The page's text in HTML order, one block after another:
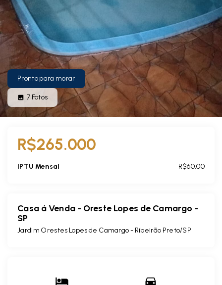
Pronto para morar
7 Fotos
R$265.000
IPTU Mensal R$60,00
Casa á Venda - Oreste Lopes de Camargo -
SP
Jardim Orestes Lopes de Camargo - Ribeirão Preto/SP